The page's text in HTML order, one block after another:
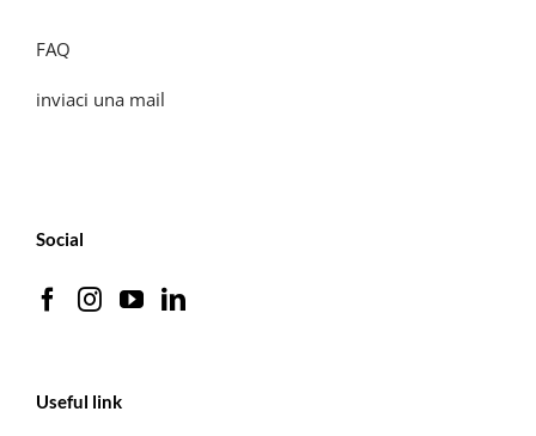
FAQ
inviaci una mail
Social
Useful link